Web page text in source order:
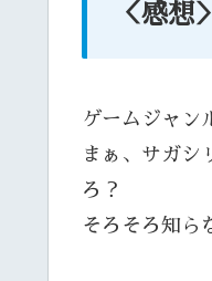
＜感想＞
ゲームジャン
まぁ、サガシ
ろ？
そろそろ知ら